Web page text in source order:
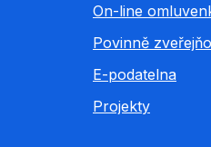
On-line
Povinně
E-podatelna
Projekty